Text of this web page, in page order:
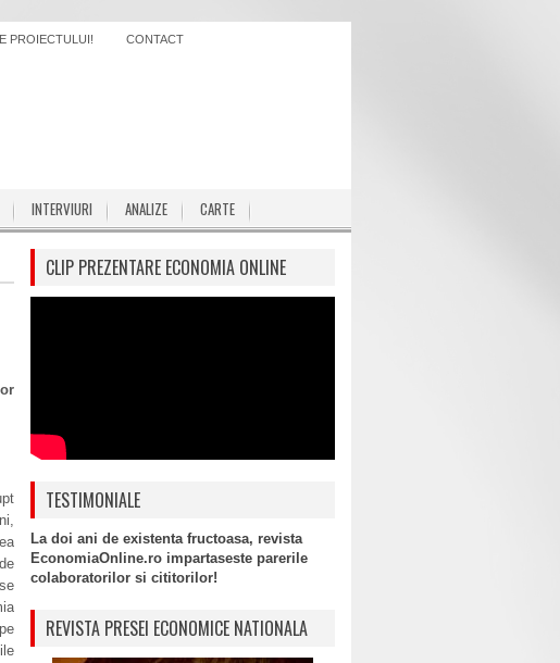
PROIECTULUI! CONTACT
INTERVIURI ANALIZE CARTE
CLIP PREZENTARE ECONOMIA ONLINE
TESTIMONIALE
La doi ani de existenta fructoasa, revista
EconomiaOnline.ro impartaseste parerile
colaboratorilor si cititorilor!
REVISTA PRESEI ECONOMICE NATIONALA